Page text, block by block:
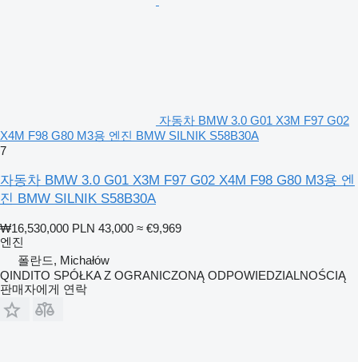
자동차 BMW 3.0 G01 X3M F97 G02
X4M F98 G80 M3용 엔진 BMW SILNIK S58B30A
7
자동차 BMW 3.0 G01 X3M F97 G02 X4M F98 G80 M3용 엔
진 BMW SILNIK S58B30A
₩16,530,000 PLN 43,000 ≈ €9,969
엔진
폴란드, Michałów
QINDITO SPÓŁKA Z OGRANICZONĄ ODPOWIEDZIALNOŚCIĄ
판매자에게 연락